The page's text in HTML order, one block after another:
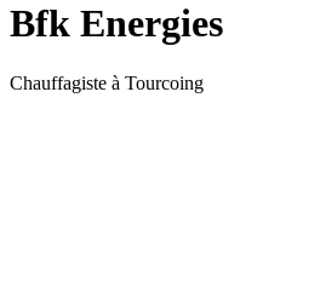
Bfk Energies
Chauffagiste à Tourcoing